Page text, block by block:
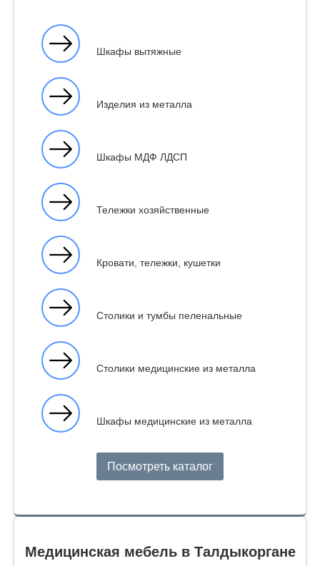
Шкафы вытяжные
Изделия из металла
Шкафы МДФ ЛДСП
Тележки хозяйственные
Кровати, тележки, кушетки
Столики и тумбы пеленальные
Столики медицинские из металла
Шкафы медицинские из металла
Посмотреть каталог
Медицинская мебель в Талдыкоргане